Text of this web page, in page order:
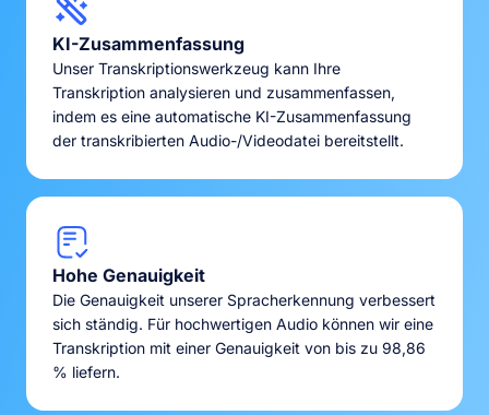
KI-Zusammenfassung
Unser Transkriptionswerkzeug kann Ihre
Transkription analysieren und zusammenfassen,
indem es eine automatische KI-Zusammenfassung
der transkribierten Audio-/Videodatei bereitstellt.
Hohe Genauigkeit
Die Genauigkeit unserer Spracherkennung verbessert
sich ständig. Für hochwertigen Audio können wir eine
Transkription mit einer Genauigkeit von bis zu 98,86
% liefern.